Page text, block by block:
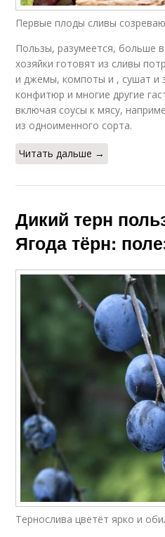
Первые плоды сливы
Пользы, разумеется, больше
хозяйки готовят из сливы
и джемы, компоты и , сушат и
конфитюр и многие другие
включая соусы к мясу,
из одноименного сорта.
Читать дальше →
Дикий терн
Ягода тёрн:
Тернослива цветёт ярко и